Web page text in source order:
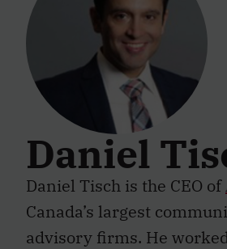
Daniel
Daniel Tisch is the CEO of
Canada’s largest
advisory firms. He